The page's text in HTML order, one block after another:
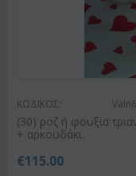
ΚΩΔΙΚΟΣ: Valn6
(30) ροζ ή φουξια
+ αρκουδάκι.
€115.00